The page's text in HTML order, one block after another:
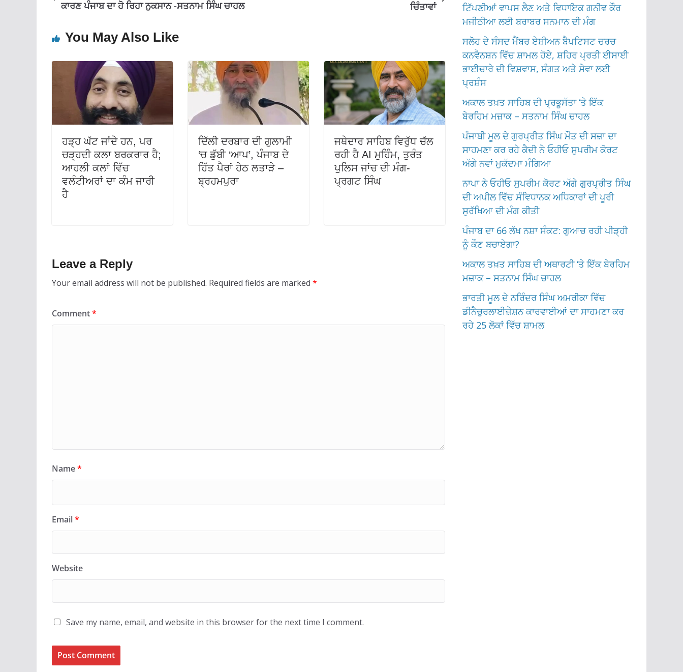
ਕਾਰਣ ਪੰਜਾਬ ਦਾ ਹੋ ਰਿਹਾ ਨੁਕਸਾਨ -ਸਤਨਾਮ ਸਿੰਘ ਚਾਹਲ
ਚਿੰਤਾਵਾਂ
You May Also Like
ਹੜ੍ਹ ਘੱਟ ਜਾਂਦੇ ਹਨ, ਪਰ
ਚੜ੍ਹਦੀ ਕਲਾ ਬਰਕਰਾਰ ਹੈ;
ਆਹਲੀ ਕਲਾਂ ਵਿੱਚ
ਵਲੰਟੀਅਰਾਂ ਦਾ ਕੰਮ ਜਾਰੀ
ਹੈ
ਦਿੱਲੀ ਦਰਬਾਰ ਦੀ ਗੁਲਾਮੀ
‘ਚ ਡੁੱਬੀ ‘ਆਪ’, ਪੰਜਾਬ ਦੇ
ਹਿੱਤ ਪੈਰਾਂ ਹੇਠ ਲਤਾੜੇ –
ਬ੍ਰਹਮਪੁਰਾ
ਜਥੇਦਾਰ ਸਾਹਿਬ ਵਿਰੁੱਧ ਚੱਲ
ਰਹੀ ਹੈ AI ਮੁਹਿੰਮ, ਤੁਰੰਤ
ਪੁਲਿਸ ਜਾਂਚ ਦੀ ਮੰਗ-
ਪ੍ਰਗਟ ਸਿੰਘ
Leave a Reply
Your email address will not be published. Required fields are marked *
Comment*
Name*
Email*
Website
Save my name, email, and website in this browser for the next time I comment.
ਟਿੱਪਣੀਆਂ ਵਾਪਸ ਲੈਣ ਅਤੇ ਵਿਧਾਇਕ ਗਨੀਵ ਕੌਰ
ਮਜੀਠੀਆ ਲਈ ਬਰਾਬਰ ਸਨਮਾਨ ਦੀ ਮੰਗ
ਸਲੋਹ ਦੇ ਸੰਸਦ ਮੈਂਬਰ ਏਸ਼ੀਅਨ ਬੈਪਟਿਸਟ ਚਰਚ
ਕਨਵੈਨਸ਼ਨ ਵਿੱਚ ਸ਼ਾਮਲ ਹੋਏ, ਸ਼ਹਿਰ ਪ੍ਰਤੀ ਈਸਾਈ
ਭਾਈਚਾਰੇ ਦੀ ਵਿਸ਼ਵਾਸ, ਸੰਗਤ ਅਤੇ ਸੇਵਾ ਲਈ
ਪ੍ਰਸ਼ੰਸ
ਅਕਾਲ ਤਖ਼ਤ ਸਾਹਿਬ ਦੀ ਪ੍ਰਭੂਸੱਤਾ ‘ਤੇ ਇੱਕ
ਬੇਰਹਿਮ ਮਜ਼ਾਕ – ਸਤਨਾਮ ਸਿੰਘ ਚਾਹਲ
ਪੰਜਾਬੀ ਮੂਲ ਦੇ ਗੁਰਪ੍ਰੀਤ ਸਿੰਘ ਮੌਤ ਦੀ ਸਜ਼ਾ ਦਾ
ਸਾਹਮਣਾ ਕਰ ਰਹੇ ਕੈਦੀ ਨੇ ਓਹੀਓ ਸੁਪਰੀਮ ਕੋਰਟ
ਅੱਗੇ ਨਵਾਂ ਮੁਕੱਦਮਾ ਮੰਗਿਆ
ਨਾਪਾ ਨੇ ਓਹੀਓ ਸੁਪਰੀਮ ਕੋਰਟ ਅੱਗੇ ਗੁਰਪ੍ਰੀਤ ਸਿੰਘ
ਦੀ ਅਪੀਲ ਵਿੱਚ ਸੰਵਿਧਾਨਕ ਅਧਿਕਾਰਾਂ ਦੀ ਪੂਰੀ
ਸੁਰੱਖਿਆ ਦੀ ਮੰਗ ਕੀਤੀ
ਪੰਜਾਬ ਦਾ 66 ਲੱਖ ਨਸ਼ਾ ਸੰਕਟ: ਗੁਆਚ ਰਹੀ ਪੀੜ੍ਹੀ
ਨੂੰ ਕੌਣ ਬਚਾਏਗਾ?
ਅਕਾਲ ਤਖ਼ਤ ਸਾਹਿਬ ਦੀ ਅਥਾਰਟੀ ‘ਤੇ ਇੱਕ ਬੇਰਹਿਮ
ਮਜ਼ਾਕ – ਸਤਨਾਮ ਸਿੰਘ ਚਾਹਲ
ਭਾਰਤੀ ਮੂਲ ਦੇ ਨਰਿੰਦਰ ਸਿੰਘ ਅਮਰੀਕਾ ਵਿੱਚ
ਡੀਨੈਚੁਰਲਾਈਜ਼ੇਸ਼ਨ ਕਾਰਵਾਈਆਂ ਦਾ ਸਾਹਮਣਾ ਕਰ
ਰਹੇ 25 ਲੋਕਾਂ ਵਿੱਚ ਸ਼ਾਮਲ